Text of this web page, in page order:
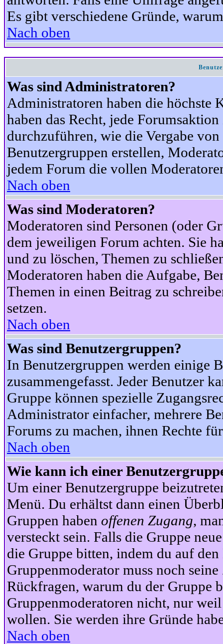
Es gibt verschiedene Gründe,
Nach oben
Was sind Administratoren?
Administratoren haben die höchste
haben das Recht, jede
durchzuführen, wie die Vergabe
Benutzergruppen erstellen,
jedem Forum die vollen
Nach oben
Was sind Moderatoren?
Moderatoren sind Personen (oder
dem jeweiligen Forum achten. Sie
und zu löschen, Themen zu
Moderatoren haben die Aufgabe,
Themen in einen Beitrag zu
setzen.
Nach oben
Was sind Benutzergruppen?
In Benutzergruppen werden einige
zusammengefasst. Jeder Benutzer
Gruppe können spezielle
Administrator einfacher, mehrere
Forums zu machen, ihnen Rechte
Nach oben
Wie kann ich einer
Um einer Benutzergruppe
Menü. Du erhältst dann einen
Gruppen haben offenen Zugang,
versteckt sein. Falls die Gruppe
die Gruppe bitten, indem du auf
Gruppenmoderator muss noch
Rückfragen, warum du der Gruppe
Gruppenmoderatoren nicht, nur
wollen. Sie werden ihre Gründe
Nach oben